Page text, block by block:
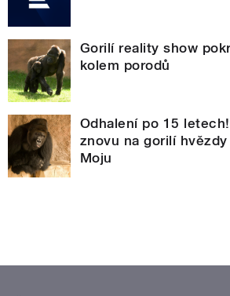
Gorilí reality show
kolem porodů
Odhalení po 15
znovu na gorilí
Moju